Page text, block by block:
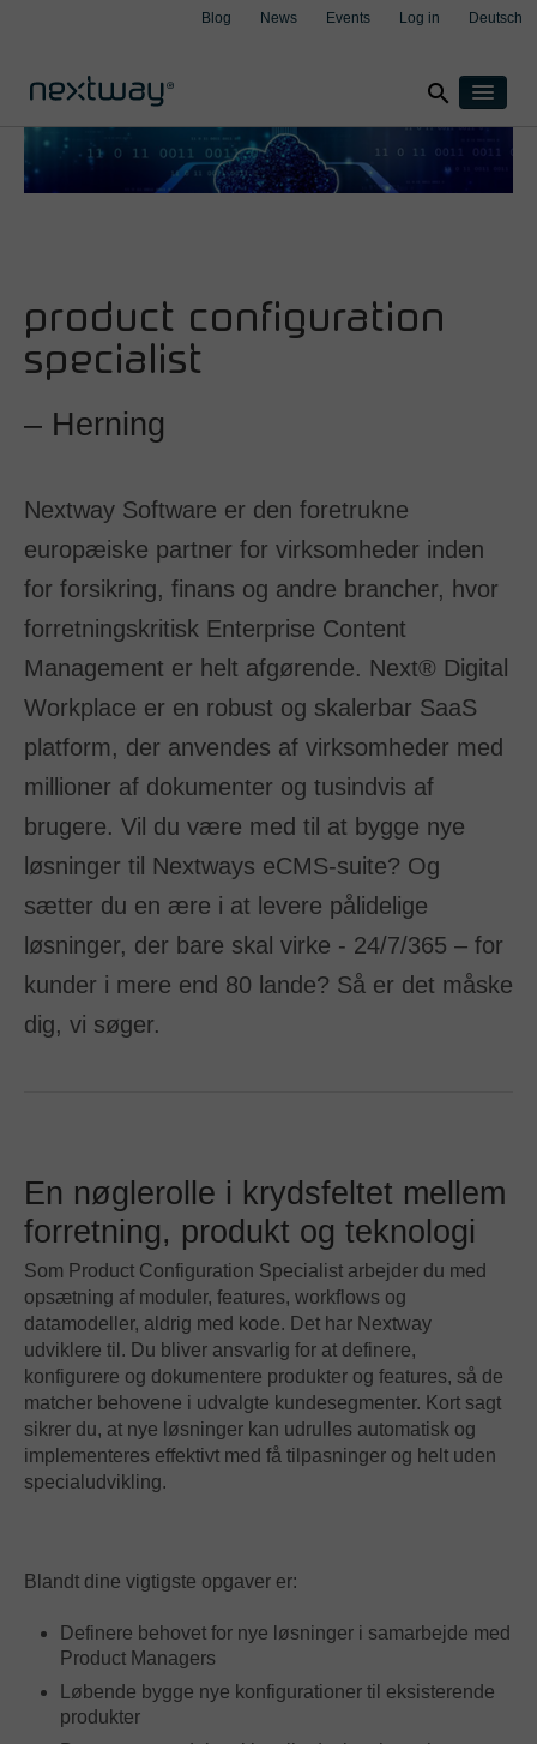
Blog News Events Deutsch
Log in
Products
Solutions
Transport & Logistics
Wealth management
By integration
Salesforce
SAP
Other
By business need
Document Management
Document Archiving
Invoice Processing
Contract Management
Email Automation
Bank Statement Processing
Mailroom Automation
Support
Contact
search
product configuration
specialist
– Herning
Nextway Software er den foretrukne
europæiske partner for virksomheder inden
for forsikring, finans og andre brancher, hvor
forretningskritisk Enterprise Content
Management er helt afgørende. Next® Digital
Workplace er en robust og skalerbar SaaS
platform, der anvendes af virksomheder med
millioner af dokumenter og tusindvis af
brugere. Vil du være med til at bygge nye
løsninger til Nextways eCMS-suite? Og
sætter du en ære i at levere pålidelige
løsninger, der bare skal virke - 24/7/365 – for
kunder i mere end 80 lande? Så er det måske
dig, vi søger.
En nøglerolle i krydsfeltet mellem
forretning, produkt og teknologi
Som Product Configuration Specialist arbejder du med
opsætning af moduler, features, workflows og
datamodeller, aldrig med kode. Det har Nextway
udviklere til. Du bliver ansvarlig for at definere,
konfigurere og dokumentere produkter og features, så de
matcher behovene i udvalgte kundesegmenter. Kort sagt
sikrer du, at nye løsninger kan udrulles automatisk og
implementeres effektivt med få tilpasninger og helt uden
specialudvikling.
Blandt dine vigtigste opgaver er:
Definere behovet for nye løsninger i samarbejde med
Product Managers
Løbende bygge nye konfigurationer til eksisterende
produkter